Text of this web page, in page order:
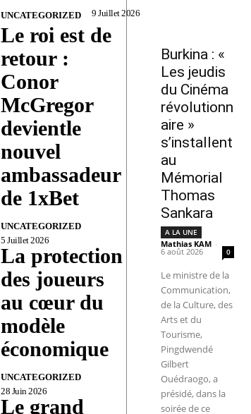
UNCATEGORIZED 9 Juillet 2026
Le roi est de
retour :
Conor
McGregor
devientle
nouvel
ambassadeur
de 1xBet
UNCATEGORIZED
5 Juillet 2026
La protection
des joueurs
au cœur du
modèle
économique
UNCATEGORIZED
28 Juin 2026
Le grand
Burkina : «
Les jeudis
du Cinéma
révolutionn
aire »
s’installent
au
Mémorial
Thomas
Sankara
A LA UNE
Mathias KAM -
6 août 2026 0
Le ministre de la
Communication,
de la Culture, des
Arts et du
Tourisme,
Pingdwendé
Gilbert
Ouédraogo, a
présidé, dans la
soirée de ce